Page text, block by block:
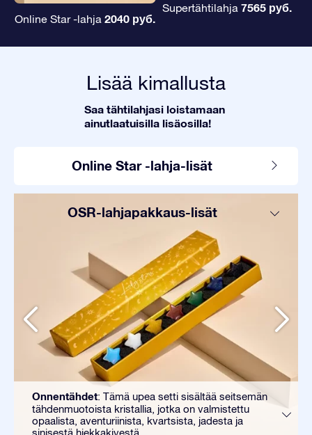
Online Star -lahja 2040 руб.
Supertähtilahja 7565 руб.
Lisää kimallusta
Saa tähtilahjasi loistamaan
ainutlaatuisilla lisäosilla!
Online Star -lahja-lisät
OSR-lahjapakkaus-lisät
Onnentähdet: Tämä upea setti sisältää seitsemän
tähdenmuotoista kristallia, jotka on valmistettu
opaalista, aventuriinista, kvartsista, jadesta ja